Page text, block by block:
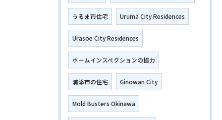
うるま市住宅 Uruma City Residences
Urasoe City Residences
ホームインスペクションの協力
浦添市の住宅 Ginowan City
Mold Busters Okinawa